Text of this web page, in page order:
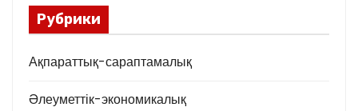
Рубрики
Ақпараттық-сараптамалық
Әлеуметтік-экономикалық